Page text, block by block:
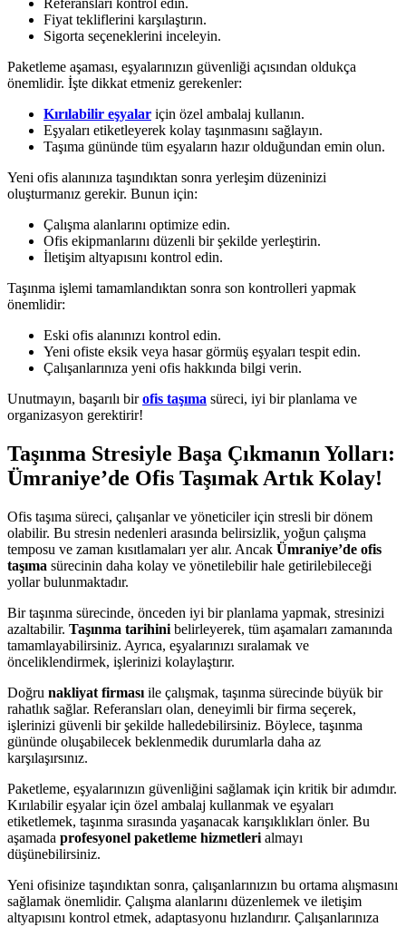
Referansları kontrol edin.
Fiyat tekliflerini karşılaştırın.
Sigorta seçeneklerini inceleyin.
Paketleme aşaması, eşyalarınızın güvenliği açısından oldukça
önemlidir. İşte dikkat etmeniz gerekenler:
Kırılabilir eşyalar için özel ambalaj kullanın.
Eşyaları etiketleyerek kolay taşınmasını sağlayın.
Taşıma gününde tüm eşyaların hazır olduğundan emin olun.
Yeni ofis alanınıza taşındıktan sonra yerleşim düzeninizi
oluşturmanız gerekir. Bunun için:
Çalışma alanlarını optimize edin.
Ofis ekipmanlarını düzenli bir şekilde yerleştirin.
İletişim altyapısını kontrol edin.
Taşınma işlemi tamamlandıktan sonra son kontrolleri yapmak
önemlidir:
Eski ofis alanınızı kontrol edin.
Yeni ofiste eksik veya hasar görmüş eşyaları tespit edin.
Çalışanlarınıza yeni ofis hakkında bilgi verin.
Unutmayın, başarılı birofis taşıma süreci, iyi bir planlama ve
organizasyon gerektirir!
Taşınma Stresiyle Başa Çıkmanın Yolları:
Ümraniye’de Ofis Taşımak Artık Kolay!
Ofis taşıma süreci, çalışanlar ve yöneticiler için stresli bir dönem
olabilir. Bu stresin nedenleri arasında belirsizlik, yoğun çalışma
temposu ve zaman kısıtlamaları yer alır. Ancak Ümraniye’de ofis
taşıma sürecinin daha kolay ve yönetilebilir hale getirilebileceği
yollar bulunmaktadır.
Bir taşınma sürecinde, önceden iyi bir planlama yapmak, stresinizi
azaltabilir. Taşınma tarihini belirleyerek, tüm aşamaları zamanında
tamamlayabilirsiniz. Ayrıca, eşyalarınızı sıralamak ve
önceliklendirmek, işlerinizi kolaylaştırır.
Doğru nakliyat firması ile çalışmak, taşınma sürecinde büyük bir
rahatlık sağlar. Referansları olan, deneyimli bir firma seçerek,
işlerinizi güvenli bir şekilde halledebilirsiniz. Böylece, taşınma
gününde oluşabilecek beklenmedik durumlarla daha az
karşılaşırsınız.
Paketleme, eşyalarınızın güvenliğini sağlamak için kritik bir adımdır.
Kırılabilir eşyalar için özel ambalaj kullanmak ve eşyaları
etiketlemek, taşınma sırasında yaşanacak karışıklıkları önler. Bu
aşamada profesyonel paketleme hizmetleri almayı
düşünebilirsiniz.
Yeni ofisinize taşındıktan sonra, çalışanlarınızın bu ortama alışmasını
sağlamak önemlidir. Çalışma alanlarını düzenlemek ve iletişim
altyapısını kontrol etmek, adaptasyonu hızlandırır. Çalışanlarınıza